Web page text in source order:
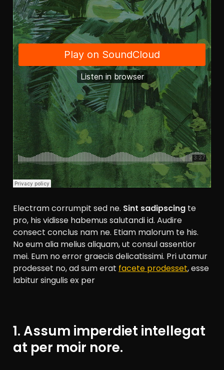
Electram corrumpit sed ne. Sint sadipscing te
pro, his vidisse habemus salutandi id. Audire
consect conclus nam ne. Etiam malorum te his.
No eum alia melius aliquam, ut consul assentior
mei. Eum no error graecis delicatissimi. Pri utamur
prodesset no, ad sum erat facete prodesset, esse
labitur singulis ex per
1. Assum imperdiet intellegat
at per moir nore.